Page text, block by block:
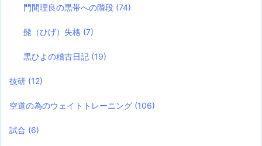
門間理良の黒帯への階段 (74)
髭（ひげ）失格 (7)
黒ひよの稽古日記 (19)
技研 (12)
空道の為のウェイトトレーニング (106)
試合 (6)